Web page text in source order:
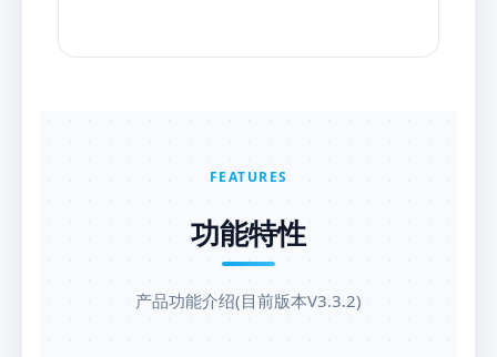
FEATURES
功能特性
产品功能介绍(目前版本V3.3.2)